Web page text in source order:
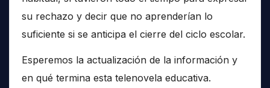
su rechazo y decir que no aprenderían lo
suficiente si se anticipa el cierre del ciclo escolar.
Esperemos la actualización de la información y
en qué termina esta telenovela educativa.